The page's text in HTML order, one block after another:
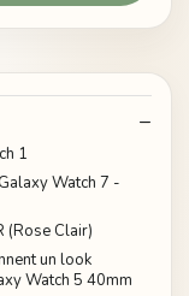
1
Watch 7 -
(Rose Clair)
un look
Watch 5 40mm